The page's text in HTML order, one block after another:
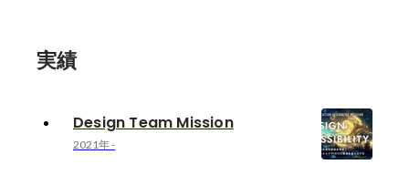
実績
Design Team Mission
2021年-